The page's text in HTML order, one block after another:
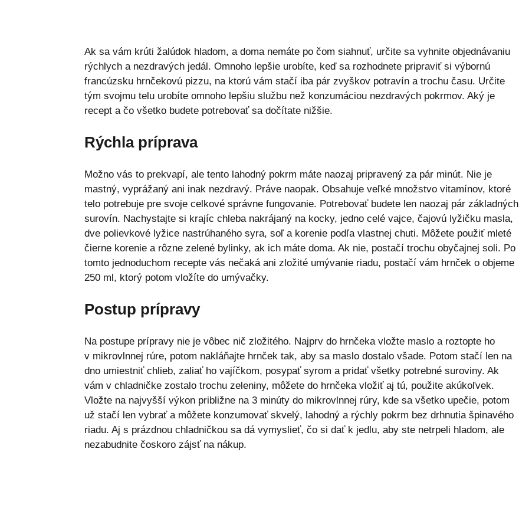
Ak sa vám krúti žalúdok hladom, a doma nemáte po čom siahnuť, určite sa vyhnite objednávaniu
rýchlych a nezdravých jedál. Omnoho lepšie urobíte, keď sa rozhodnete pripraviť si výbornú
francúzsku hrnčekovú pizzu, na ktorú vám stačí iba pár zvyškov potravín a trochu času. Určite
tým svojmu telu urobíte omnoho lepšiu službu než konzumáciou nezdravých pokrmov. Aký je
recept a čo všetko budete potrebovať sa dočítate nižšie.
Rýchla príprava
Možno vás to prekvapí, ale tento lahodný pokrm máte naozaj pripravený za pár minút. Nie je
mastný, vyprážaný ani inak nezdravý. Práve naopak. Obsahuje veľké množstvo vitamínov, ktoré
telo potrebuje pre svoje celkové správne fungovanie. Potrebovať budete len naozaj pár základných
surovín. Nachystajte si krajíc chleba nakrájaný na kocky, jedno celé vajce, čajovú lyžičku masla,
dve polievkové lyžice nastrúhaného syra, soľ a korenie podľa vlastnej chuti. Môžete použiť mleté
čierne korenie a rôzne zelené bylinky, ak ich máte doma. Ak nie, postačí trochu obyčajnej soli. Po
tomto jednoduchom recepte vás nečaká ani zložité umývanie riadu, postačí vám hrnček o objeme
250 ml, ktorý potom vložíte do umývačky.
Postup prípravy
Na postupe prípravy nie je vôbec nič zložitého. Najprv do hrnčeka vložte maslo a roztopte ho
v mikrovlnnej rúre, potom nakláňajte hrnček tak, aby sa maslo dostalo všade. Potom stačí len na
dno umiestniť chlieb, zaliať ho vajíčkom, posypať syrom a pridať všetky potrebné suroviny. Ak
vám v chladničke zostalo trochu zeleniny, môžete do hrnčeka vložiť aj tú, použite akúkoľvek.
Vložte na najvyšší výkon približne na 3 minúty do mikrovlnnej rúry, kde sa všetko upečie, potom
už stačí len vybrať a môžete konzumovať skvelý, lahodný a rýchly pokrm bez drhnutia špinavého
riadu. Aj s prázdnou chladničkou sa dá vymyslieť, čo si dať k jedlu, aby ste netrpeli hladom, ale
nezabudnite čoskoro zájsť na nákup.